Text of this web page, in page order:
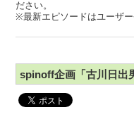
ださい。
※最新エピソードはユーザ
spinoff企画「古川日出